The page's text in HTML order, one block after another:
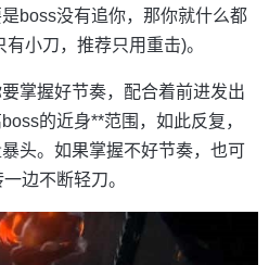
boss没有追你，那你就什么都
小刀，推荐只用重击)。
掌握好节奏，配合着前进发出
的近身**范围，如此反复，
头。如果掌握不好节奏，也可
边不断轻刀。